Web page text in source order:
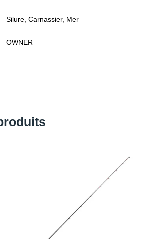
Silure, Carnassier, Mer
OWNER